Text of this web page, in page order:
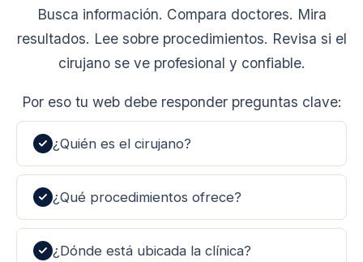
Busca información. Compara doctores. Mira
resultados. Lee sobre procedimientos. Revisa si el
cirujano se ve profesional y confiable.
Por eso tu web debe responder preguntas clave:
¿Quién es el cirujano?
¿Qué procedimientos ofrece?
¿Dónde está ubicada la clínica?